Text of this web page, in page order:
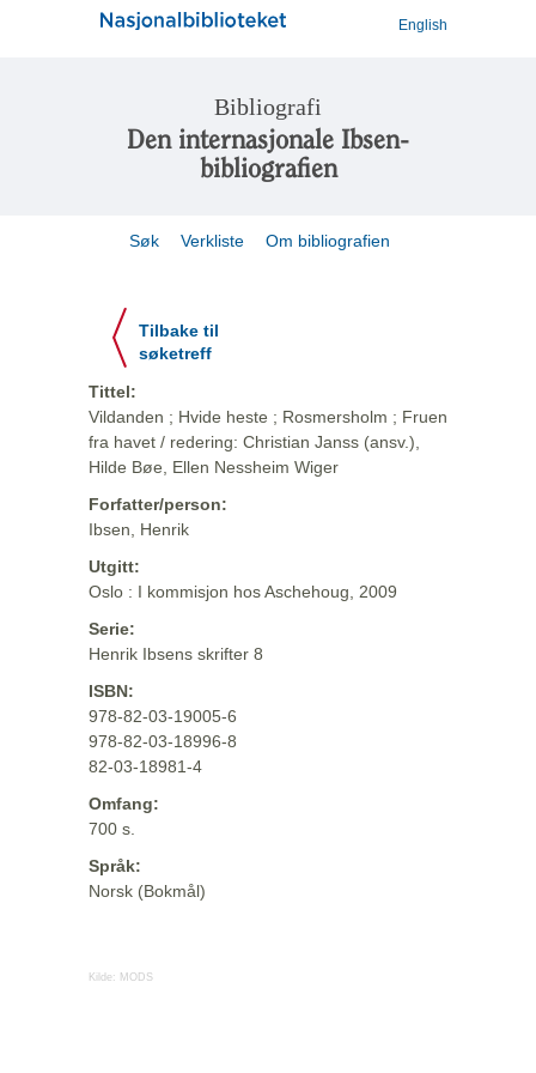
English
Bibliografi
Den internasjonale Ibsen-
bibliografien
Søk Verkliste Om bibliografien
Tilbake til
søketreff
Tittel:
Vildanden ; Hvide heste ; Rosmersholm ; Fruen
fra havet / redering: Christian Janss (ansv.),
Hilde Bøe, Ellen Nessheim Wiger
Forfatter/person:
Ibsen, Henrik
Utgitt:
Oslo : I kommisjon hos Aschehoug, 2009
Serie:
Henrik Ibsens skrifter 8
ISBN:
978-82-03-19005-6
978-82-03-18996-8
82-03-18981-4
Omfang:
700 s.
Språk:
Norsk (Bokmål)
Kilde: MODS